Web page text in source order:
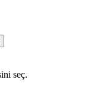
seç.